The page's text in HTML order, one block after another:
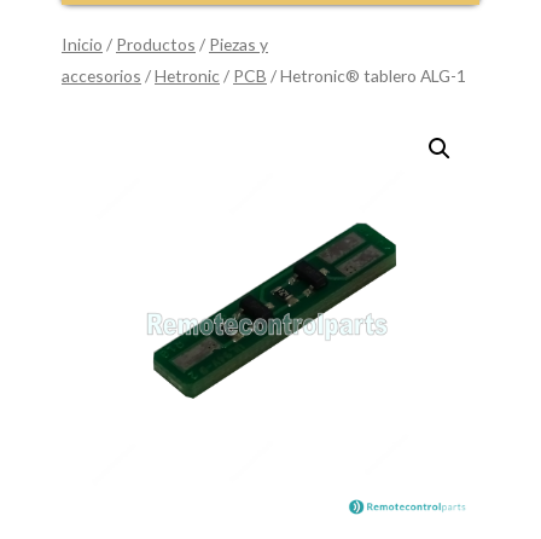
Inicio / Productos / Piezas y
accesorios /Hetronic / PCB / Hetronic® tablero ALG-1